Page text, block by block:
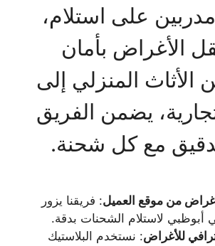
على استلام،
الأغراض بأمان
الأثاث المنزلي إلى
يضمن الفريق
مع كل شحنة.
من موقع العميل: فريقنا يزور
أبوظبي لاستلام الشحنات بدقة.
للأغراض: نستخدم البلاستيك